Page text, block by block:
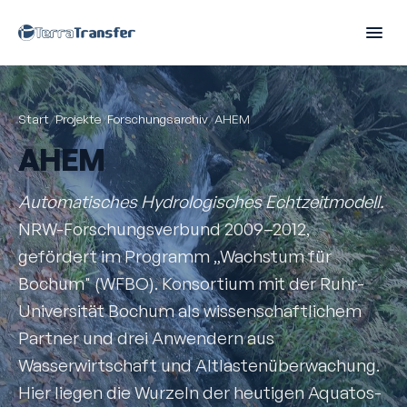
Start/Projekte/Forschungsarchiv/AHEM
AHEM
Automatisches Hydrologisches Echtzeitmodell.
NRW-Forschungsverbund 2009–2012,
gefördert im Programm „Wachstum für
Bochum" (WFBO). Konsortium mit der Ruhr-
Universität Bochum als wissenschaftlichem
Partner und drei Anwendern aus
Wasserwirtschaft und Altlastenüberwachung.
Hier liegen die Wurzeln der heutigen Aquatos-